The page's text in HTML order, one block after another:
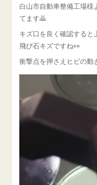
白山市自動車整備工場様
てます🙇
キズ口を良く確認すると
飛び石キズですね👀
衝撃点を押さえヒビの動